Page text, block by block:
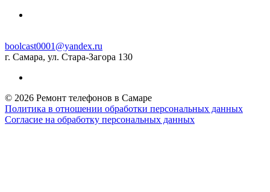
boolcast0001@yandex.ru
г. Самара, ул. Стара-Загора 130
© 2026 Ремонт телефонов в Самаре
Политика в отношении обработки персональных данных
Согласие на обработку персональных данных